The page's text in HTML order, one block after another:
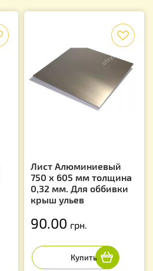
Лист Алюминиевый
750 х 605 мм толщина
0,32 мм. Для оббивки
крыш ульев
90.00 грн.